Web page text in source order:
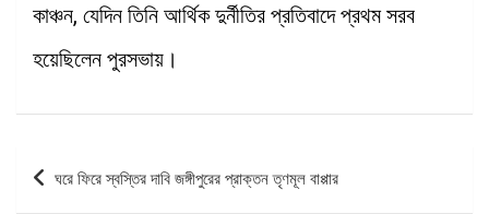
কাঞ্চন, যেদিন তিনি আর্থিক দুর্নীতির প্রতিবাদে প্রথম সরব
হয়েছিলেন পুরসভায়।
Post
navigation
ঘরে ফিরে স্বস্তির দাবি জঙ্গীপুরের প্রাক্তন তৃণমূল বাপ্পার